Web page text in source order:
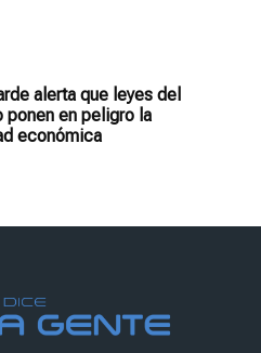
alerta que leyes del
ponen en peligro la
económica